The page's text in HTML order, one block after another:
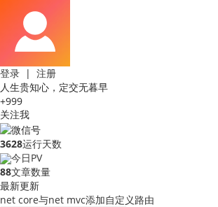
登录 | 注册
人生贵知心，定交无暮早
+999
关注我
3628运行天数
今日PV
88文章数量
最新更新
net core与net mvc添加自定义路由